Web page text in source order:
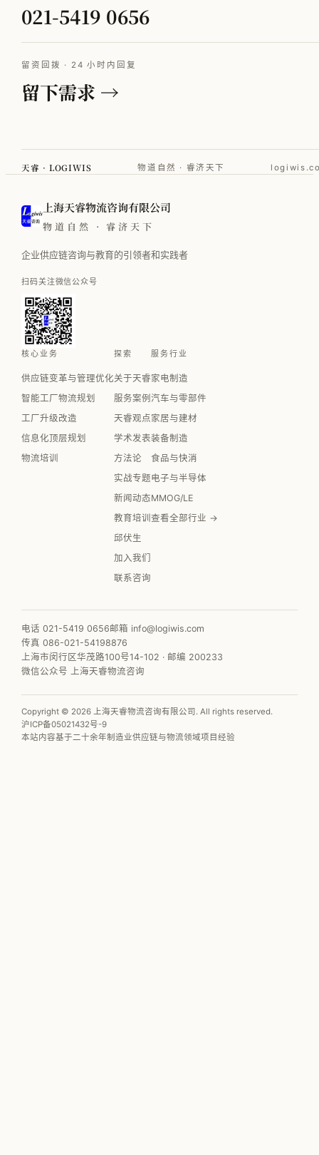
021-5419 0656
留资回拨 · 24 小时内回复
留下需求 →
天睿 · LOGIWIS 物道自然 · 睿济天下
上海天睿物流咨询有限公司
物道自然 · 睿济天下
企业供应链咨询与教育的引领者和实践者
扫码关注微信公众号
核心业务
供应链变革与管理优化
智能工厂物流规划
工厂升级改造
信息化顶层规划
物流培训
探索
关于天睿
服务案例
天睿观点
学术发表
方法论
实战专题
新闻动态
教育培训
邱伏生
加入我们
联系咨询
服务行业
家电制造
汽车与零部件
家居与建材
装备制造
食品与快消
电子与半导体
MMOG/LE
查看全部行业 →
电话 021-5419 0656邮箱 info@logiwis.com
传真 086-021-54198876
上海市闵行区华茂路100号14-102 · 邮编 200233
微信公众号 上海天睿物流咨询
Copyright © 2026 上海天睿物流咨询有限公司. All rights reserved.
沪ICP备05021432号-9
本站内容基于二十余年制造业供应链与物流领域项目经验